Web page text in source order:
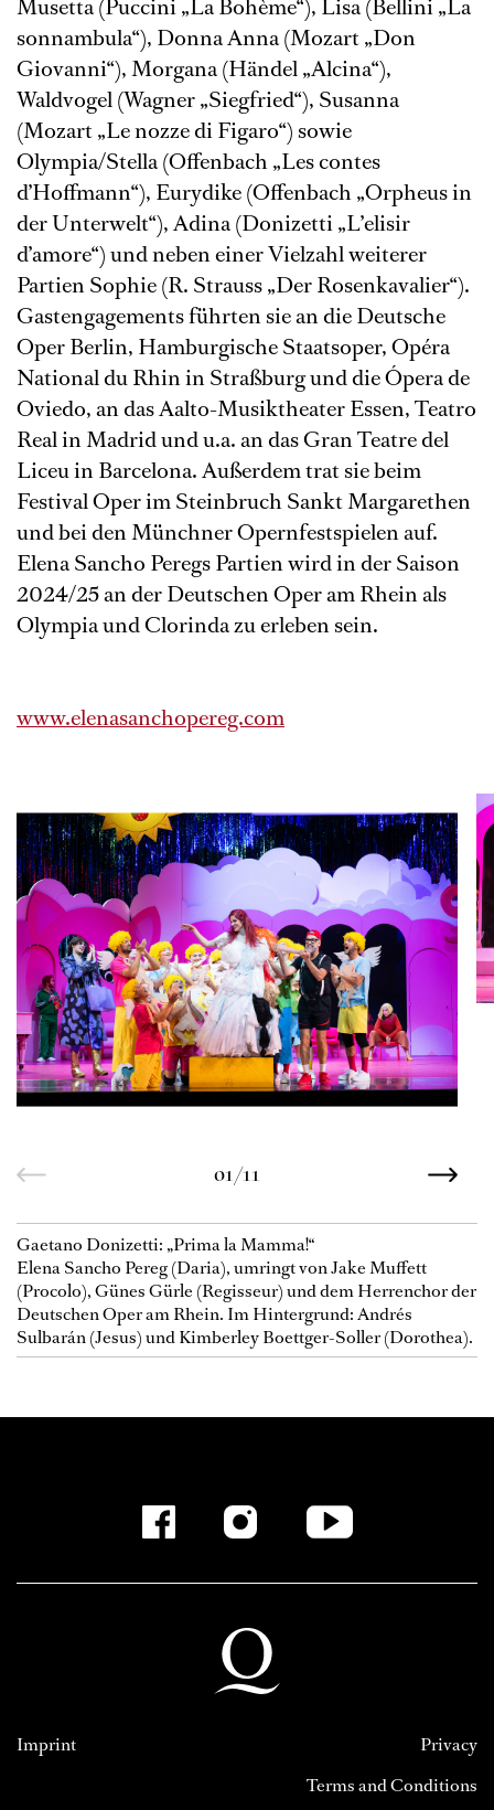
Musetta (Puccini „La Bohème“), Lisa (Bellini „La
sonnambula“), Donna Anna (Mozart „Don
Giovanni“), Morgana (Händel „Alcina“),
Waldvogel (Wagner „Siegfried“), Susanna
(Mozart „Le nozze di Figaro“) sowie
Olympia/Stella (Offenbach „Les contes
d’Hoffmann“), Eurydike (Offenbach „Orpheus in
der Unterwelt“), Adina (Donizetti „L’elisir
d’amore“) und neben einer Vielzahl weiterer
Partien Sophie (R. Strauss „Der Rosenkavalier“).
Gastengagements führten sie an die Deutsche
Oper Berlin, Hamburgische Staatsoper, Opéra
National du Rhin in Straßburg und die Ópera de
Oviedo, an das Aalto-Musiktheater Essen, Teatro
Real in Madrid und u.a. an das Gran Teatre del
Liceu in Barcelona. Außerdem trat sie beim
Festival Oper im Steinbruch Sankt Margarethen
und bei den Münchner Opernfestspielen auf.
Elena Sancho Peregs Partien wird in der Saison
2024/25 an der Deutschen Oper am Rhein als
Olympia und Clorinda zu erleben sein.
www.elenasanchopereg.com
01/11
Gaetano Donizetti: „Prima la Mamma!“
Elena Sancho Pereg (Daria), umringt von Jake Muffett
(Procolo), Günes Gürle (Regisseur) und dem Herrenchor der
Deutschen Oper am Rhein. Im Hintergrund: Andrés
Sulbarán (Jesus) und Kimberley Boettger-Soller (Dorothea).
Imprint
Privacy
Terms and Conditions